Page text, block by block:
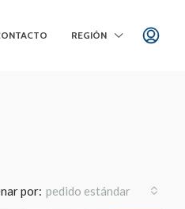
REGIÓN
por: pedido estándar